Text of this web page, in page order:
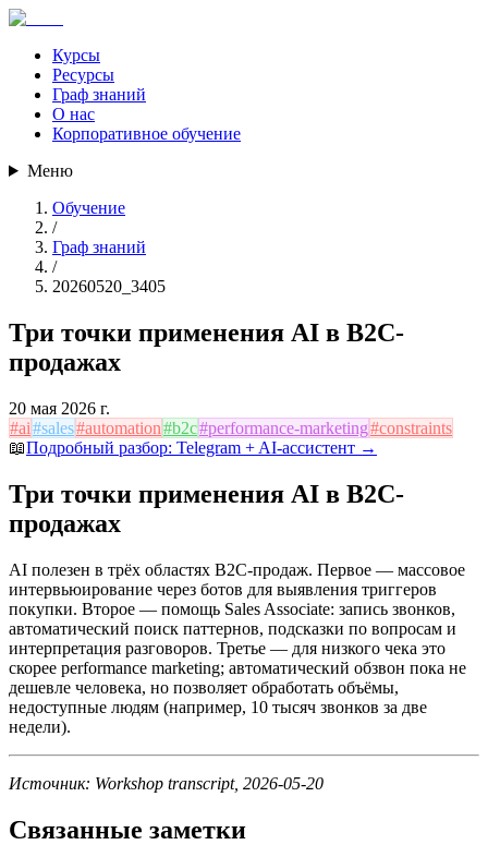
Курсы
Ресурсы
Граф знаний
О нас
Корпоративное обучение
Меню
Обучение
/
Граф знаний
/
20260520_3405
Три точки применения AI в B2C-
продажах
20 мая 2026 г.
#ai#sales#automation#b2c#performance-marketing#constraints
📖Подробный разбор: Telegram + AI-ассистент →
Три точки применения AI в B2C-
продажах
AI полезен в трёх областях B2C-продаж. Первое — массовое
интервьюирование через ботов для выявления триггеров
покупки. Второе — помощь Sales Associate: запись звонков,
автоматический поиск паттернов, подсказки по вопросам и
интерпретация разговоров. Третье — для низкого чека это
скорее performance marketing; автоматический обзвон пока не
дешевле человека, но позволяет обработать объёмы,
недоступные людям (например, 10 тысяч звонков за две
недели).
Источник: Workshop transcript, 2026-05-20
Связанные заметки